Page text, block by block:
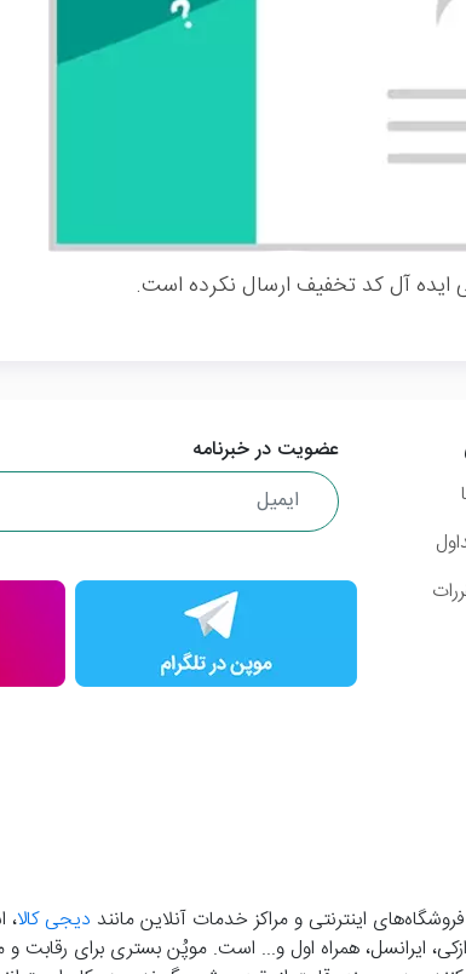
ایده آل کد تخفیف ارسال نکرده است.
عضویت در خبرنامه
اینترنتی و مراکز خدمات آنلاین مانند دیجی کالا،
ازکی، ایرانسل، همراه اول و... است. موپُن بستری برای رقابت